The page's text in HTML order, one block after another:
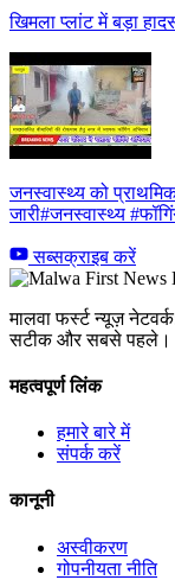
खिमला प्लांट में बड़ा
जनस्वास्थ्य को
जारी#जनस्वास्थ्य
सब्सक्राइब करें
मालवा फर्स्ट न्यूज़
सटीक और सबसे पहले।
महत्वपूर्ण लिंक
हमारे बारे में
संपर्क करें
कानूनी
अस्वीकरण
गोपनीयता नीति